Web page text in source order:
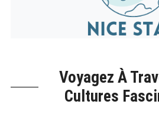
Voyagez À
Cultures